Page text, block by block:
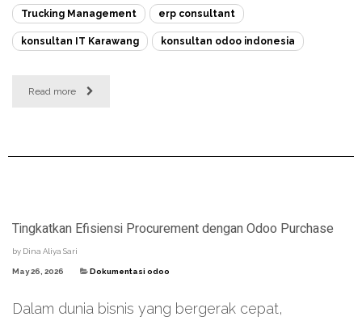
Trucking Management erp consultant
konsultan IT Karawang konsultan odoo indonesia
Read more
Tingkatkan Efisiensi Procurement dengan Odoo Purchase
by Dina Aliya Sari
May 26, 2026 Dokumentasi odoo
Dalam dunia bisnis yang bergerak cepat,